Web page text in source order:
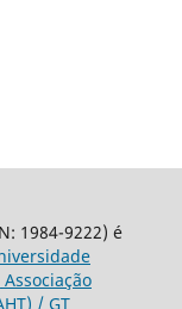
1984-9222) é
Associação
/ GT